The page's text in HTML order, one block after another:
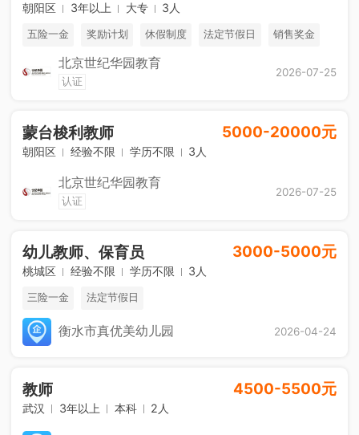
朝阳区 3年以上 大专 3人
五险一金 奖励计划 休假制度 法定节假日 销售奖金
免费进修 海外游学 综合补贴
北京世纪华园教育
认证
2026-07-25
蒙台梭利教师 5000-20000元
朝阳区 经验不限 学历不限 3人
北京世纪华园教育
认证
2026-07-25
幼儿教师、保育员 3000-5000元
桃城区 经验不限 学历不限 3人
三险一金 法定节假日
衡水市真优美幼儿园 2026-04-24
教师 4500-5500元
武汉 3年以上 本科 2人